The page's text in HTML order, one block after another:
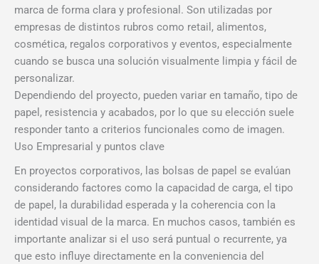
marca de forma clara y profesional. Son utilizadas por
empresas de distintos rubros como retail, alimentos,
cosmética, regalos corporativos y eventos, especialmente
cuando se busca una solución visualmente limpia y fácil de
personalizar.
Dependiendo del proyecto, pueden variar en tamaño, tipo de
papel, resistencia y acabados, por lo que su elección suele
responder tanto a criterios funcionales como de imagen.
Uso Empresarial y puntos clave
En proyectos corporativos, las bolsas de papel se evalúan
considerando factores como la capacidad de carga, el tipo
de papel, la durabilidad esperada y la coherencia con la
identidad visual de la marca. En muchos casos, también es
importante analizar si el uso será puntual o recurrente, ya
que esto influye directamente en la conveniencia del